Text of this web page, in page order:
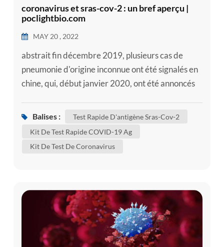
coronavirus et sras-cov-2 : un bref aperçu |
poclightbio.com
MAY 20 , 2022
abstrait fin décembre 2019, plusieurs cas de
pneumonie d'origine inconnue ont été signalés en
chine, qui, début janvier 2020, ont été annoncés
le virus a ensuite été dénommé syndrome
Balises :
Test Rapide D'antigène Sras-Cov-2
Kit De Test Rapide COVID-19 Ag
Kit De Test De Coronavirus